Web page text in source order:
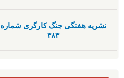
نشریە هفتگی جنگ کارگری شمارە
٣٨٣